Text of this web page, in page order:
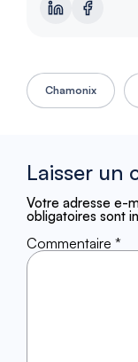
Chamonix
Laisser un
Votre adresse e-
obligatoires sont
Commentaire *